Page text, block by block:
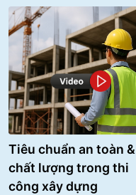
Tiêu chuẩn an toàn &
chất lượng trong thi
công xây dựng